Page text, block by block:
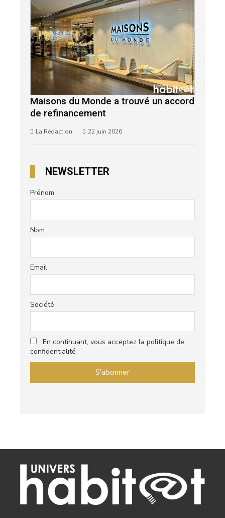
Maisons du Monde a trouvé un accord
de refinancement
La Rédaction 22 juin 2026
NEWSLETTER
Prénom
Nom
Email
Société
En continuant, vous acceptez la politique de
confidentialité